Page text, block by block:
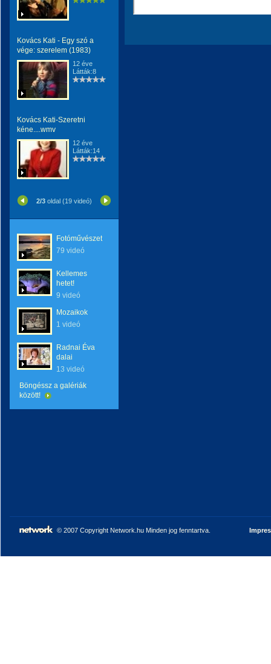
Kovács Kati - Egy szó a
vége: szerelem (1983)
12 éve
Látták:8
Kovács Kati-Szeretni
kéne....wmv
12 éve
Látták:14
2/3 oldal (19 videó)
Fotóművészet
79 videó
Kellemes
hetet!
9 videó
Mozaikok
1 videó
Radnai Éva
dalai
13 videó
Böngéssz a galériák
között!
© 2007 Copyright Network.hu Minden jog fenntartva.